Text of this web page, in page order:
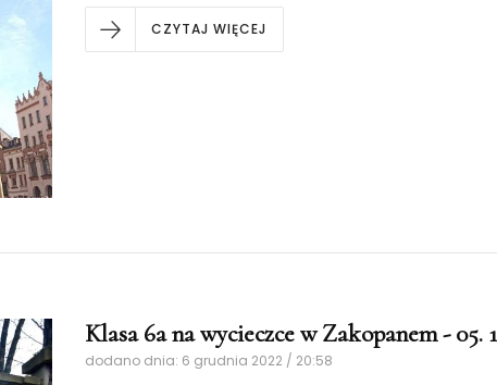
CZYTAJ WIĘCEJ
Klasa 6a na wycieczce w Zakopanem - 05.
dodano dnia: 6 grudnia 2022 / 20:58